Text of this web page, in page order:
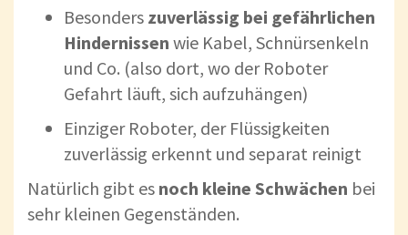
Besonders zuverlässig bei gefährlichen
Hindernissen wie Kabel, Schnürsenkeln
und Co. (also dort, wo der Roboter
Gefahrt läuft, sich aufzuhängen)
Einziger Roboter, der Flüssigkeiten
zuverlässig erkennt und separat reinigt
Natürlich gibt es noch kleine Schwächen bei
sehr kleinen Gegenständen.